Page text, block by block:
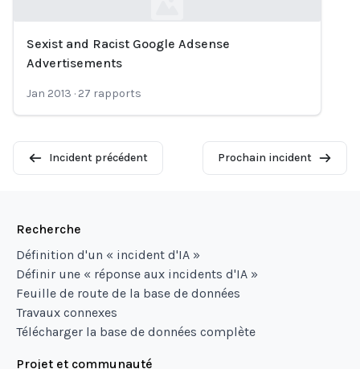
Loading...
Sexist and Racist Google Adsense
Advertisements
Jan 2013 · 27 rapports
Incident précédent Prochain incident
Recherche
Définition d'un « incident d'IA »
Définir une « réponse aux incidents d'IA »
Feuille de route de la base de données
Travaux connexes
Télécharger la base de données complète
Projet et communauté